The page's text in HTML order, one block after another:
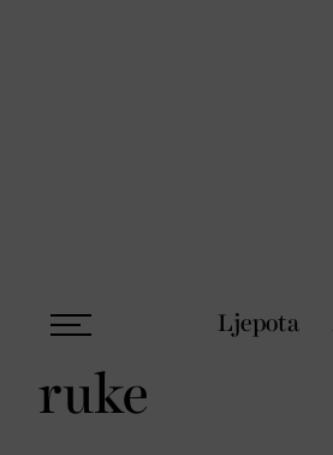
Ljepota
ruke